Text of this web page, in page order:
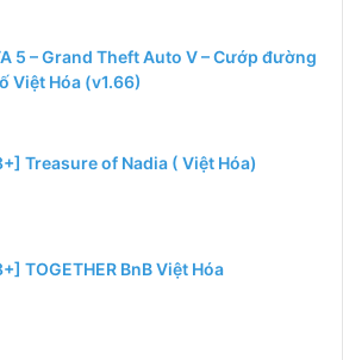
5 – Grand Theft Auto V – Cướp đường
Việt Hóa (v1.66)
Treasure of Nadia ( Việt Hóa)
TOGETHER BnB Việt Hóa